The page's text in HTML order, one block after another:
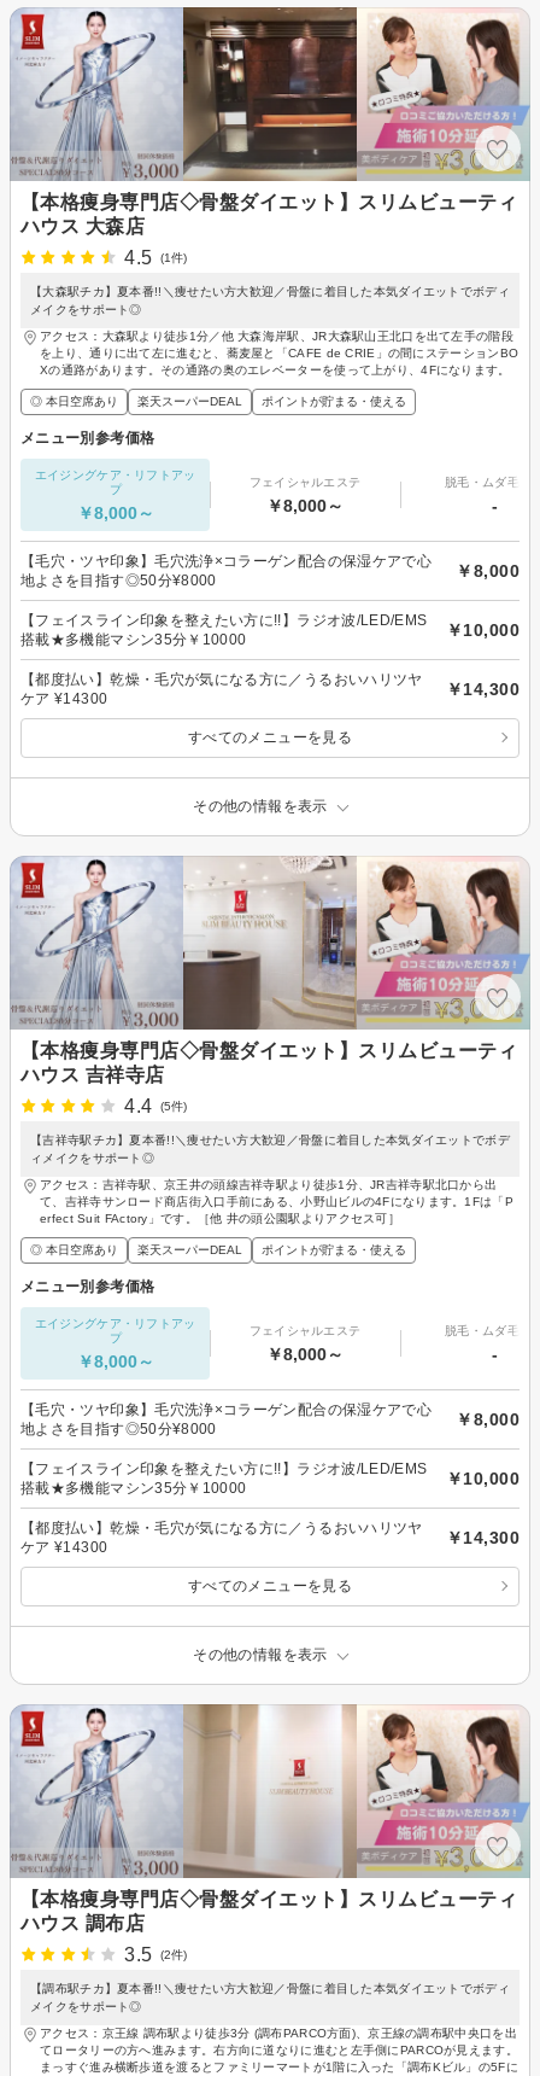
【本格痩身専門店◇骨盤ダイエット】スリムビューティ
ハウス 大森店
4.5
(1件)
【大森駅チカ】夏本番!!＼痩せたい方大歓迎／骨盤に着目した本気ダイエットでボディ
メイクをサポート◎
アクセス：大森駅より徒歩1分／他 大森海岸駅、JR大森駅山王北口を出て左手の階段
を上り、通りに出て左に進むと、蕎麦屋と「CAFE de CRIE」の間にステーションBO
Xの通路があります。その通路の奥のエレベーターを使って上がり、4Fになります。
◎ 本日空席あり 楽天スーパーDEAL ポイントが貯まる・使える
メニュー別参考価格
エイジングケア・リフトアッ
プ
￥8,000～
フェイシャルエステ
￥8,000～
脱毛・ムダ毛処
-
【毛穴・ツヤ印象】毛穴洗浄×コラーゲン配合の保湿ケアで心
地よさを目指す◎50分¥8000
￥8,000
【フェイスライン印象を整えたい方に!!】ラジオ波/LED/EMS
搭載★多機能マシン35分￥10000
￥10,000
【都度払い】乾燥・毛穴が気になる方に／うるおいハリツヤ
ケア ¥14300
￥14,300
すべてのメニューを見る
その他の情報を表示
【本格痩身専門店◇骨盤ダイエット】スリムビューティ
ハウス 吉祥寺店
4.4
(5件)
【吉祥寺駅チカ】夏本番!!＼痩せたい方大歓迎／骨盤に着目した本気ダイエットでボデ
ィメイクをサポート◎
アクセス：吉祥寺駅、京王井の頭線吉祥寺駅より徒歩1分、JR吉祥寺駅北口から出
て、吉祥寺サンロード商店街入口手前にある、小野山ビルの4Fになります。1Fは「P
erfect Suit FActory」です。［他 井の頭公園駅よりアクセス可］
◎ 本日空席あり 楽天スーパーDEAL ポイントが貯まる・使える
メニュー別参考価格
エイジングケア・リフトアッ
プ
￥8,000～
フェイシャルエステ
￥8,000～
脱毛・ムダ毛処
-
【毛穴・ツヤ印象】毛穴洗浄×コラーゲン配合の保湿ケアで心
地よさを目指す◎50分¥8000
￥8,000
【フェイスライン印象を整えたい方に!!】ラジオ波/LED/EMS
搭載★多機能マシン35分￥10000
￥10,000
【都度払い】乾燥・毛穴が気になる方に／うるおいハリツヤ
ケア ¥14300
￥14,300
すべてのメニューを見る
その他の情報を表示
【本格痩身専門店◇骨盤ダイエット】スリムビューティ
ハウス 調布店
3.5
(2件)
【調布駅チカ】夏本番!!＼痩せたい方大歓迎／骨盤に着目した本気ダイエットでボディ
メイクをサポート◎
アクセス：京王線 調布駅より徒歩3分 (調布PARCO方面)、京王線の調布駅中央口を出
てロータリーの方へ進みます。右方向に道なりに進むと左手側にPARCOが見えます。
まっすぐ進み横断歩道を渡るとファミリーマートが1階に入った「調布Kビル」の5Fに